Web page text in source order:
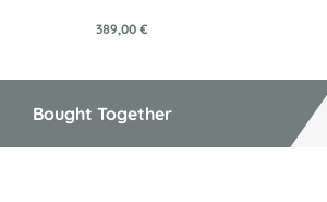
389,00 €
Bought Together